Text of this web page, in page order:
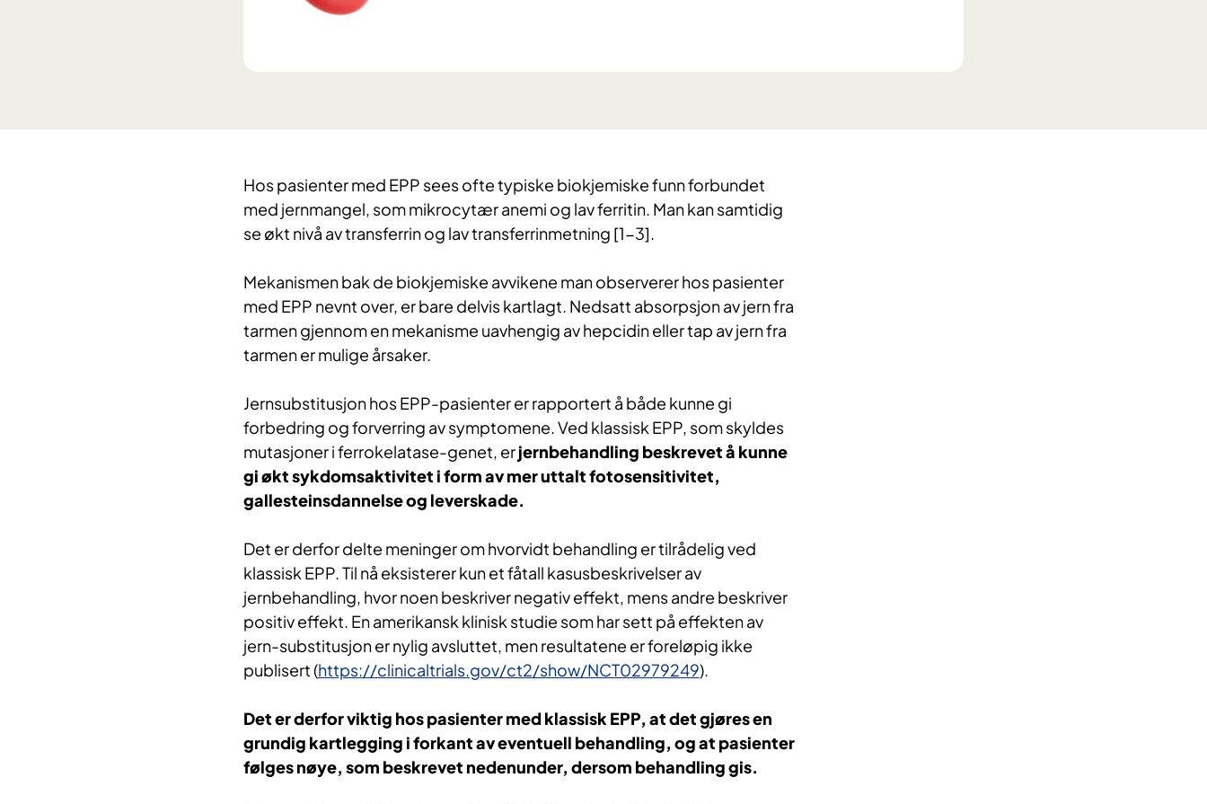
Hos pasienter med EPP sees ofte typiske biokjemiske funn forbundet
med jernmangel, som mikrocytær anemi og lav ferritin. Man kan samtidig
se økt nivå av transferrin og lav transferrinmetning [1-3].
Mekanismen bak de biokjemiske avvikene man observerer hos pasienter
med EPP nevnt over, er bare delvis kartlagt. Nedsatt absorpsjon av jern fra
tarmen gjennom en mekanisme uavhengig av hepcidin eller tap av jern fra
tarmen er mulige årsaker.
Jernsubstitusjon hos EPP-pasienter er rapportert å både kunne gi
forbedring og forverring av symptomene. Ved klassisk EPP, som skyldes
mutasjoner i ferrokelatase-genet, erjernbehandling beskrevet å kunne
gi økt sykdomsaktivitet i form av mer uttalt fotosensitivitet,
gallesteinsdannelse og leverskade.
Det er derfor delte meninger om hvorvidt behandling er tilrådelig ved
klassisk EPP. Til nå eksisterer kun et fåtall kasusbeskrivelser av
jernbehandling, hvor noen beskriver negativ effekt, mens andre beskriver
positiv effekt. En amerikansk klinisk studie som har sett på effekten av
jern-substitusjon er nylig avsluttet, men resultatene er foreløpig ikke
publisert (https://clinicaltrials.gov/ct2/show/NCT02979249).
Det er derfor viktig hos pasienter med klassisk EPP, at det gjøres en
grundig kartlegging i forkant av eventuell behandling, og at pasienter
følges nøye, som beskrevet nedenunder, dersom behandling gis.